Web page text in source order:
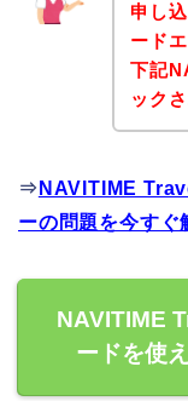
申し
ード
下記
ック
⇒ NAVITIME
ーの問題を今すぐ
NAVITIME
ードを使